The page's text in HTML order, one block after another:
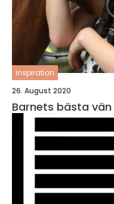
inspiration
26. August 2020
Barnets bästa vän